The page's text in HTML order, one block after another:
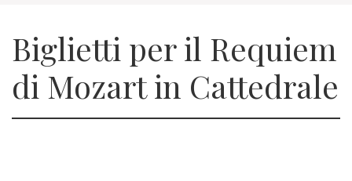
Biglietti per il Requiem
di Mozart in Cattedrale